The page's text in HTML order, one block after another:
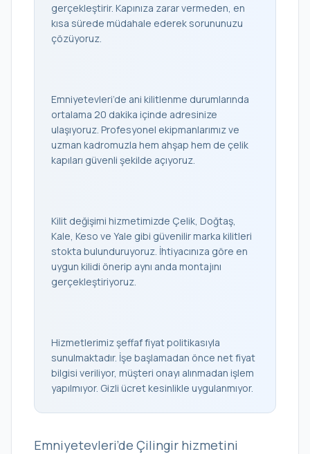
gerçekleştirir. Kapınıza zarar vermeden, en
kısa sürede müdahale ederek sorununuzu
çözüyoruz.
Emniyetevleri’de ani kilitlenme durumlarında
ortalama 20 dakika içinde adresinize
ulaşıyoruz. Profesyonel ekipmanlarımız ve
uzman kadromuzla hem ahşap hem de çelik
kapıları güvenli şekilde açıyoruz.
Kilit değişimi hizmetimizde Çelik, Doğtaş,
Kale, Keso ve Yale gibi güvenilir marka kilitleri
stokta bulunduruyoruz. İhtiyacınıza göre en
uygun kilidi önerip aynı anda montajını
gerçekleştiriyoruz.
Hizmetlerimiz şeffaf fiyat politikasıyla
sunulmaktadır. İşe başlamadan önce net fiyat
bilgisi veriliyor, müşteri onayı alınmadan işlem
yapılmıyor. Gizli ücret kesinlikle uygulanmıyor.
Emniyetevleri’de Çilingir hizmetini